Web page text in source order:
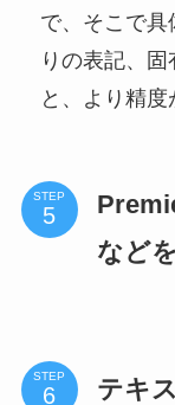
で、そこで
りの表記、
と、より精度
STEP
など
STEP テキ